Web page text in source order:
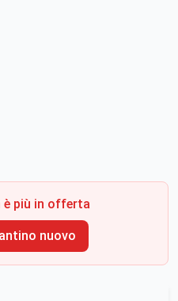
più in offerta
nuovo